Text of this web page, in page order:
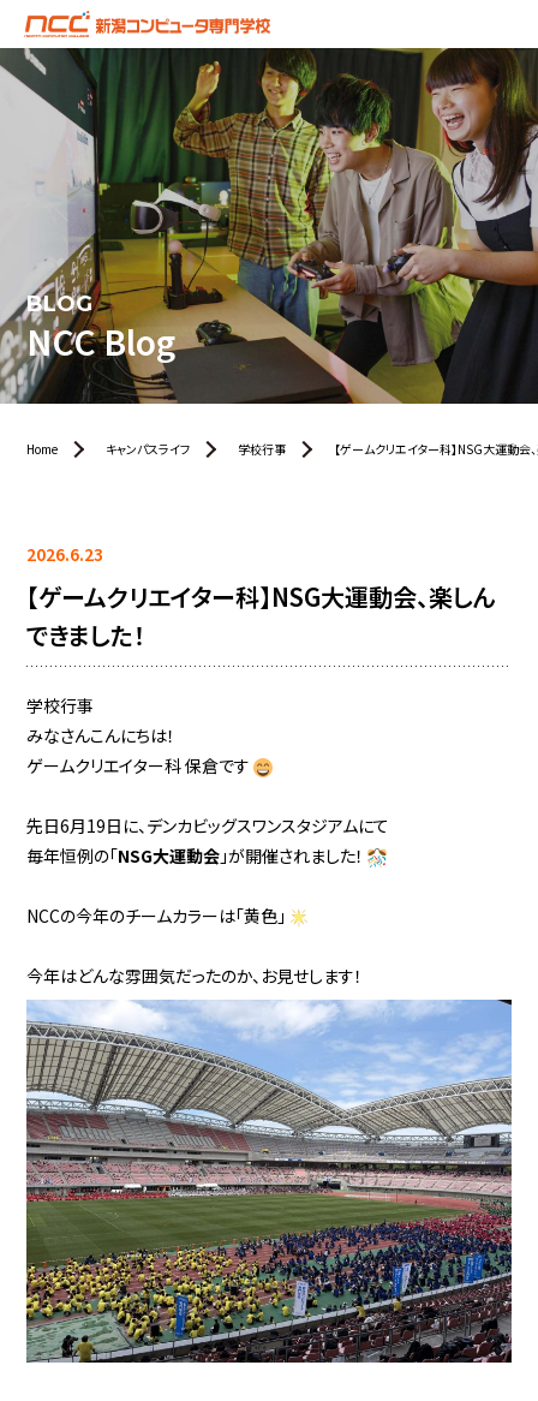
BLOG
NCC Blog
Home キャンパスライフ 学校行事 【ゲームクリエイター科】NSG大運動会
2026.6.23
【ゲームクリエイター科】NSG大運動会、楽しん
できました！
学校行事
みなさんこんにちは！
ゲームクリエイター科 保倉です
先日6月19日に、デンカビッグスワンスタジアムにて
毎年恒例の「NSG大運動会 」が開催されました！
NCCの今年のチームカラーは「黄色」
今年はどんな雰囲気だったのか、お見せします！